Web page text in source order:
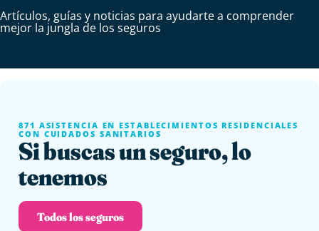
Artículos, guías y noticias para ayudarte a comprender
mejor la jungla de los seguros
871 ASISTENCIA EN ESTABLECIMIENTOS RESIDENCIALES
CON CUIDADOS SANITARIOS
Si buscas un seguro, lo
tenemos
Todos los seguros